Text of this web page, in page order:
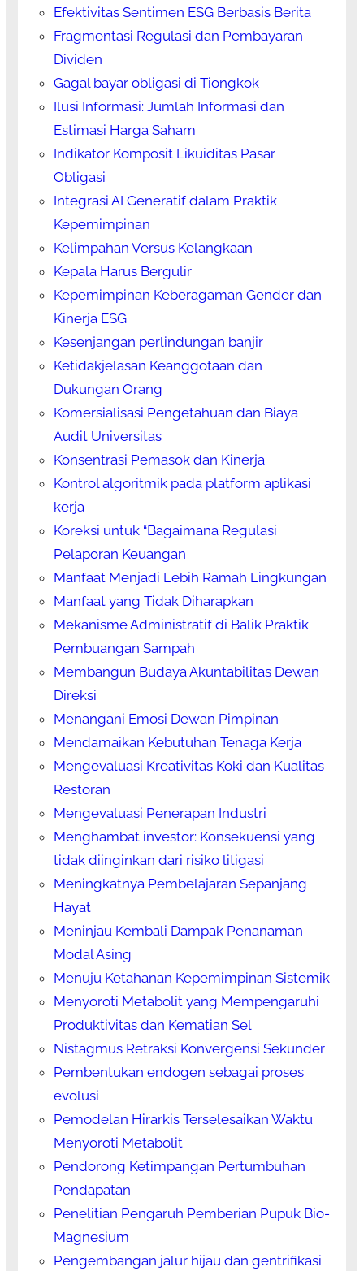
Efektivitas Sentimen ESG Berbasis Berita
Fragmentasi Regulasi dan Pembayaran
Dividen
Gagal bayar obligasi di Tiongkok
Ilusi Informasi: Jumlah Informasi dan
Estimasi Harga Saham
Indikator Komposit Likuiditas Pasar
Obligasi
Integrasi AI Generatif dalam Praktik
Kepemimpinan
Kelimpahan Versus Kelangkaan
Kepala Harus Bergulir
Kepemimpinan Keberagaman Gender dan
Kinerja ESG
Kesenjangan perlindungan banjir
Ketidakjelasan Keanggotaan dan
Dukungan Orang
Komersialisasi Pengetahuan dan Biaya
Audit Universitas
Konsentrasi Pemasok dan Kinerja
Kontrol algoritmik pada platform aplikasi
kerja
Koreksi untuk “Bagaimana Regulasi
Pelaporan Keuangan
Manfaat Menjadi Lebih Ramah Lingkungan
Manfaat yang Tidak Diharapkan
Mekanisme Administratif di Balik Praktik
Pembuangan Sampah
Membangun Budaya Akuntabilitas Dewan
Direksi
Menangani Emosi Dewan Pimpinan
Mendamaikan Kebutuhan Tenaga Kerja
Mengevaluasi Kreativitas Koki dan Kualitas
Restoran
Mengevaluasi Penerapan Industri
Menghambat investor: Konsekuensi yang
tidak diinginkan dari risiko litigasi
Meningkatnya Pembelajaran Sepanjang
Hayat
Meninjau Kembali Dampak Penanaman
Modal Asing
Menuju Ketahanan Kepemimpinan Sistemik
Menyoroti Metabolit yang Mempengaruhi
Produktivitas dan Kematian Sel
Nistagmus Retraksi Konvergensi Sekunder
Pembentukan endogen sebagai proses
evolusi
Pemodelan Hirarkis Terselesaikan Waktu
Menyoroti Metabolit
Pendorong Ketimpangan Pertumbuhan
Pendapatan
Penelitian Pengaruh Pemberian Pupuk Bio-
Magnesium
Pengembangan jalur hijau dan gentrifikasi